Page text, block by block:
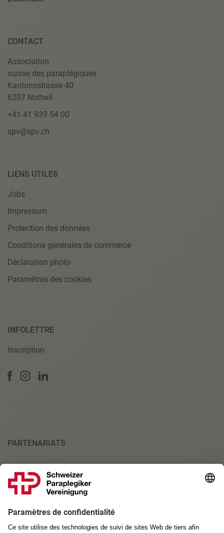
CONTACT
Association
suisse des paraplégiques
Kantonsstrasse 40
6207 Nottwil
+41 41 939 54 00
spv@spv.ch
LIENS UTILES
Jobs
Impressum
Protection des données
Conditions générales de commerce
Déclaration photo
Paramètres des cookies
INFOLETTRE
Inscription
PARTENARIATS